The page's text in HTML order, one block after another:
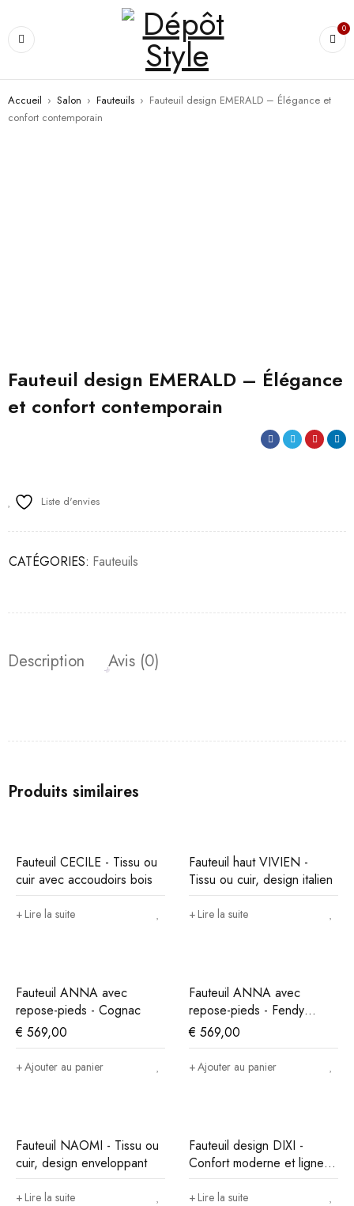
0
Accueil › Salon › Fauteuils › Fauteuil design EMERALD – Élégance et
confort contemporain
Fauteuil design EMERALD – Élégance
et confort contemporain
Liste d'envies
CATÉGORIES: Fauteuils
Description Avis (0)
Produits similaires
Fauteuil CECILE - Tissu ou
cuir avec accoudoirs bois
Lire la suite
Fauteuil haut VIVIEN -
Tissu ou cuir, design italien
Lire la suite
Fauteuil ANNA avec
repose-pieds - Cognac
€ 569,00
Ajouter au panier
Fauteuil ANNA avec
repose-pieds - Fendy
marron
€ 569,00
Ajouter au panier
Fauteuil NAOMI - Tissu ou
cuir, design enveloppant
Lire la suite
Fauteuil design DIXI -
Confort moderne et lignes
douces
Lire la suite